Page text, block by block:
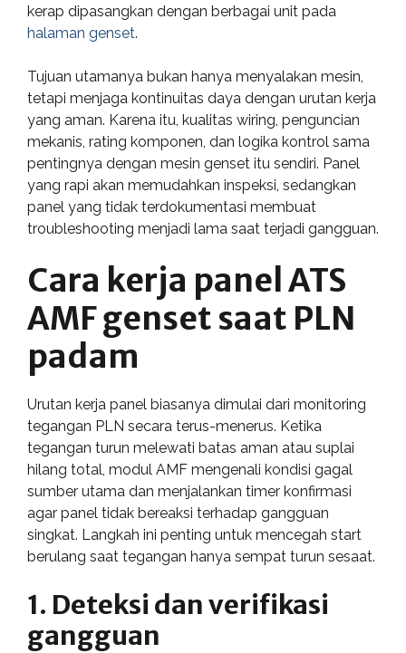
kerap dipasangkan dengan berbagai unit pada
halaman genset.
Tujuan utamanya bukan hanya menyalakan mesin,
tetapi menjaga kontinuitas daya dengan urutan kerja
yang aman. Karena itu, kualitas wiring, penguncian
mekanis, rating komponen, dan logika kontrol sama
pentingnya dengan mesin genset itu sendiri. Panel
yang rapi akan memudahkan inspeksi, sedangkan
panel yang tidak terdokumentasi membuat
troubleshooting menjadi lama saat terjadi gangguan.
Cara kerja panel ATS
AMF genset saat PLN
padam
Urutan kerja panel biasanya dimulai dari monitoring
tegangan PLN secara terus-menerus. Ketika
tegangan turun melewati batas aman atau suplai
hilang total, modul AMF mengenali kondisi gagal
sumber utama dan menjalankan timer konfirmasi
agar panel tidak bereaksi terhadap gangguan
singkat. Langkah ini penting untuk mencegah start
berulang saat tegangan hanya sempat turun sesaat.
1. Deteksi dan verifikasi
gangguan